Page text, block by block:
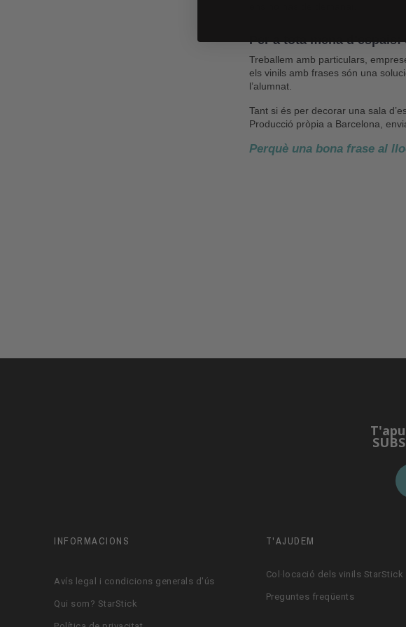
Per a tota mena
Treballem amb particulars,
els vinils amb frases són una
l’alumnat.
Tant si és per decorar una sala
Producció pròpia a Barcelona,
Perquè una bona frase al
INFORMACIONS
Avís legal i condicions generals d'ús
Qui som? StarStick
T'AJUDEM
Col·locació dels vinils StarStick
Preguntes freqüents